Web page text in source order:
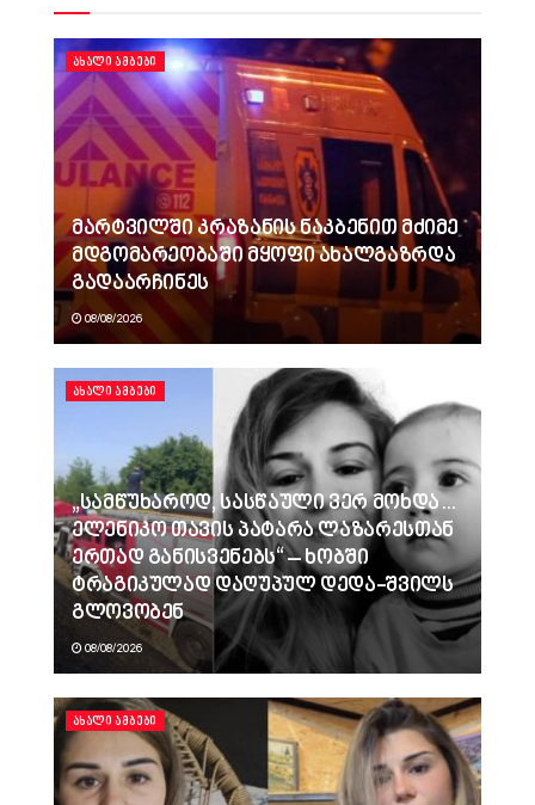
ᲐᲮᲐᲚᲘ ᲐᲛᲑᲔᲑᲘ
მარტვილში კრაზანის ნაკბენით მძიმე
მდგომარეობაში მყოფი ახალგაზრდა
გადაარჩინეს
08/08/2026
ᲐᲮᲐᲚᲘ ᲐᲛᲑᲔᲑᲘ
„სამწუხაროდ, სასწაული ვერ მოხდა…
ელენიკო თავის პატარა ლაზარესთან
ერთად განისვენებს“ – ხობში
ტრაგიკულად დაღუპულ დედა-შვილს
გლოვობენ
08/08/2026
ᲐᲮᲐᲚᲘ ᲐᲛᲑᲔᲑᲘ